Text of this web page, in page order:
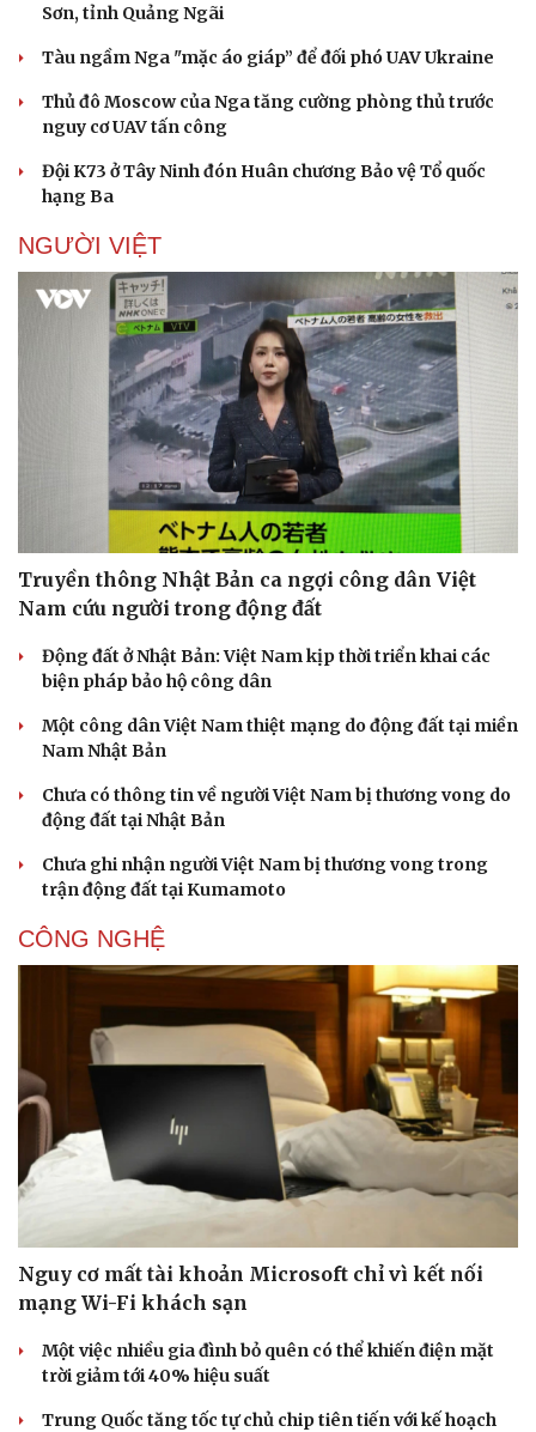
Dinh dưỡng - món ngon
Sản phụ khoa
Làm đẹp - giảm cân
Phòng mạch online
Ăn sạch sống khỏe
Đời sống
Nhà đẹp
Blog
Tình yêu - Gia đình
Sơn, tỉnh Quảng Ngãi
Tàu ngầm Nga "mặc áo giáp” để đối phó UAV Ukraine
Thủ đô Moscow của Nga tăng cường phòng thủ trước
nguy cơ UAV tấn công
Đội K73 ở Tây Ninh đón Huân chương Bảo vệ Tổ quốc
hạng Ba
NGƯỜI VIỆT
Truyền thông Nhật Bản ca ngợi công dân Việt
Nam cứu người trong động đất
Động đất ở Nhật Bản: Việt Nam kịp thời triển khai các
biện pháp bảo hộ công dân
Một công dân Việt Nam thiệt mạng do động đất tại miền
Nam Nhật Bản
Chưa có thông tin về người Việt Nam bị thương vong do
động đất tại Nhật Bản
Chưa ghi nhận người Việt Nam bị thương vong trong
trận động đất tại Kumamoto
CÔNG NGHỆ
Nguy cơ mất tài khoản Microsoft chỉ vì kết nối
mạng Wi-Fi khách sạn
Một việc nhiều gia đình bỏ quên có thể khiến điện mặt
trời giảm tới 40% hiệu suất
Trung Quốc tăng tốc tự chủ chip tiên tiến với kế hoạch